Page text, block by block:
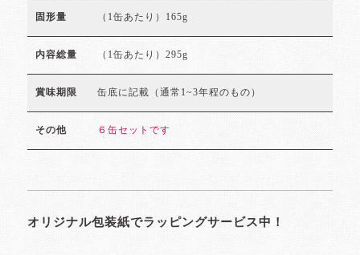
固形量 （1缶あたり）165g
内容総量 （1缶あたり）295g
賞味期限 缶底に記載（通常1~3年程のもの）
その他 ６缶セットです
オリジナル包装紙でラッピングサービス中！